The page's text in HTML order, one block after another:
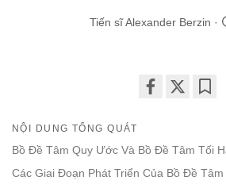
Tiến sĩ Alexander Berzin
facebook
NỘI DUNG TỔNG QUÁT
Bồ Đề Tâm Quy Ước Và Bồ Đề Tâm Tối
Các Giai Đoạn Phát Triển Của Bồ Đề